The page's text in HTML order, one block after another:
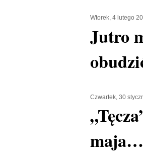
Wtorek, 4 lutego
Jutro
Czwartek, 30
maja…